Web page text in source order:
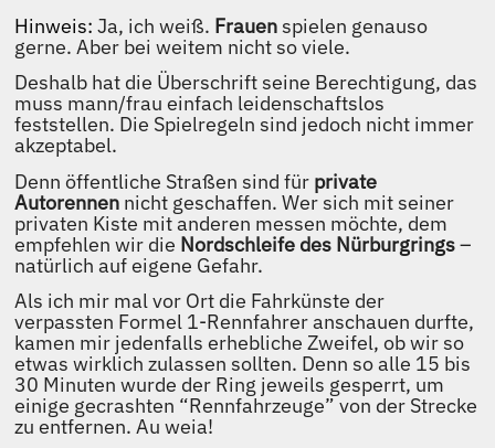
Hinweis: Ja, ich weiß. Frauenspielen genauso
gerne. Aber bei weitem nicht so viele.
Deshalb hat die Überschrift seine Berechtigung, das
muss mann/frau einfach leidenschaftslos
feststellen. Die Spielregeln sind jedoch nicht immer
akzeptabel.
Denn öffentliche Straßen sind für private
Autorennen nicht geschaffen. Wer sich mit seiner
privaten Kiste mit anderen messen möchte, dem
empfehlen wir die Nordschleife des Nürburgrings–
natürlich auf eigene Gefahr.
Als ich mir mal vor Ort die Fahrkünste der
verpassten Formel 1-Rennfahrer anschauen durfte,
kamen mir jedenfalls erhebliche Zweifel, ob wir so
etwas wirklich zulassen sollten. Denn so alle 15 bis
30 Minuten wurde der Ring jeweils gesperrt, um
einige gecrashten “Rennfahrzeuge” von der Strecke
zu entfernen. Au weia!